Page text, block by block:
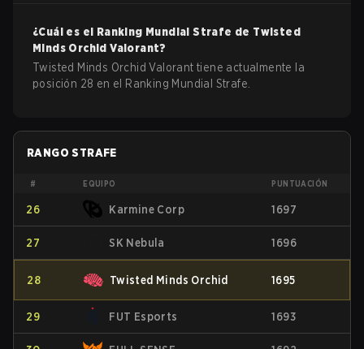
¿Cuál es el Ranking Mundial Strafe de Twisted
Minds Orchid Valorant?
Twisted Minds Orchid Valorant tiene actualmente la
posición 28 en el Ranking Mundial Strafe.
RANGO STRAFE
# EQUIPO PUNTUACIÓN
26 Karmine Corp 1697
27 SK Nebula 1696
28 Twisted Minds Orchid 1695
29 FUT Esports 1693